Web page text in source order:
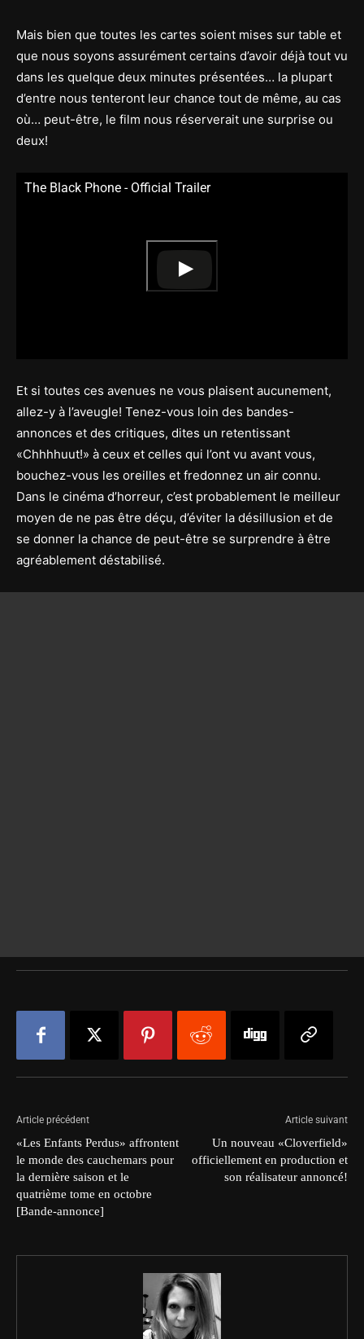
Mais bien que toutes les cartes soient mises sur table et
que nous soyons assurément certains d’avoir déjà tout vu
dans les quelque deux minutes présentées… la plupart
d’entre nous tenteront leur chance tout de même, au cas
où… peut-être, le film nous réserverait une surprise ou
deux!
The Black Phone - Official Trailer
Et si toutes ces avenues ne vous plaisent aucunement,
allez-y à l’aveugle! Tenez-vous loin des bandes-
annonces et des critiques, dites un retentissant
«Chhhhuut!» à ceux et celles qui l’ont vu avant vous,
bouchez-vous les oreilles et fredonnez un air connu.
Dans le cinéma d’horreur, c’est probablement le meilleur
moyen de ne pas être déçu, d’éviter la désillusion et de
se donner la chance de peut-être se surprendre à être
agréablement déstabilisé.
Article précédent
«Les Enfants Perdus» affrontent
le monde des cauchemars pour
la dernière saison et le
quatrième tome en octobre
[Bande-annonce]
Article suivant
Un nouveau «Cloverfield»
officiellement en production et
son réalisateur annoncé!